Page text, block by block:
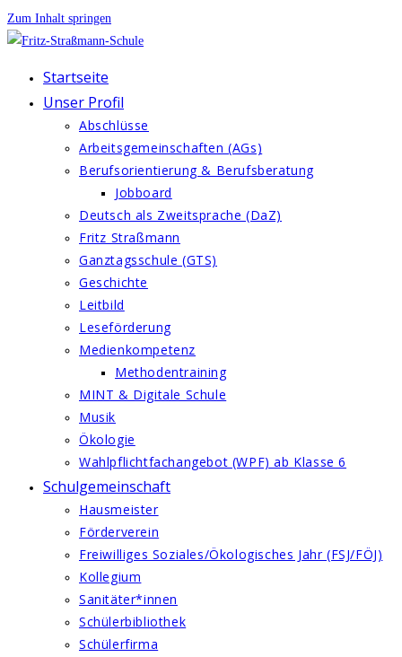
Zum Inhalt springen
Startseite
Unser Profil
Abschlüsse
Arbeitsgemeinschaften (AGs)
Berufsorientierung & Berufsberatung
Jobboard
Deutsch als Zweitsprache (DaZ)
Fritz Straßmann
Ganztagsschule (GTS)
Geschichte
Leitbild
Leseförderung
Medienkompetenz
Methodentraining
MINT & Digitale Schule
Musik
Ökologie
Wahlpflichtfachangebot (WPF) ab Klasse 6
Schulgemeinschaft
Hausmeister
Förderverein
Freiwilliges Soziales/Ökologisches Jahr (FSJ/FÖJ)
Kollegium
Sanitäter*innen
Schülerbibliothek
Schülerfirma